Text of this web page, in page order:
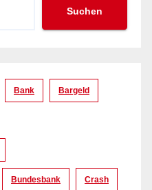
Suchen
Bank Bargeld
Bundesbank Crash